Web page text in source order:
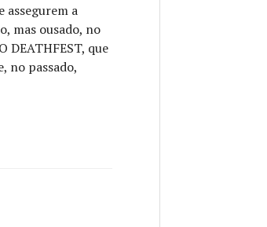
assegurem a
mas ousado, no
DEATHFEST, que
no passado,
DEATHFEST: Anuncia cartaz para a